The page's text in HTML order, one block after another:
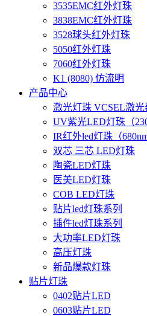
3535EMC红外灯珠
3838EMC红外灯珠
3528球头红外灯珠
5050红外灯珠
7060红外灯珠
K1 (8080) 仿流明
产品中心
激光灯珠 VCSEL激光
UV紫光LED灯珠（
IR红外led灯珠（
双芯 三芯 LED灯珠
陶瓷LED灯珠
医美LED灯珠
COB LED灯珠
贴片led灯珠系列
插件led灯珠系列
大功率LED灯珠
高压灯珠
新品爆款灯珠
贴片灯珠
0402贴片LED
0603贴片LED